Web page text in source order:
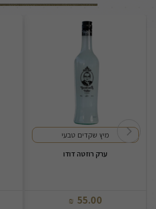
מיץ שקדים טבעי
ערק רוזטה דודו
55.00
₪